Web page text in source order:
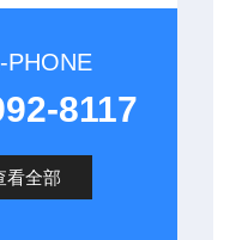
PHONE
8117
看全部